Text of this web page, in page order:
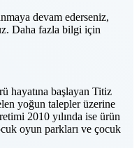
devam ederseniz,
Daha fazla bilgi için
hayatına başlayan Titiz
yoğun talepler üzerine
2010 yılında ise ürün
oyun parkları ve çocuk